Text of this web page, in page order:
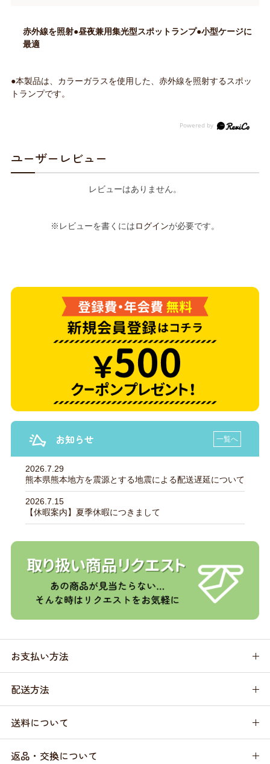
赤外線を照射●昼夜兼用集光型スポットランプ●小型ケージに
最適
●本製品は、カラーガラスを使用した、赤外線を照射するスポッ
トランプです。
ユーザーレビュー
レビューはありません。
※レビューを書くにはログインが必要です。
お知らせ 一覧へ
2026.7.29
熊本県熊本地方を震源とする地震による配送遅延について
2026.7.15
【休暇案内】夏季休暇につきまして
お支払い方法
配送方法
送料について
返品・交換について